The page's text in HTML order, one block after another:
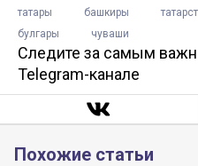
татары башкиры
булгары
чуваши
Следите за самым
Telegram-канале
Похожие статьи